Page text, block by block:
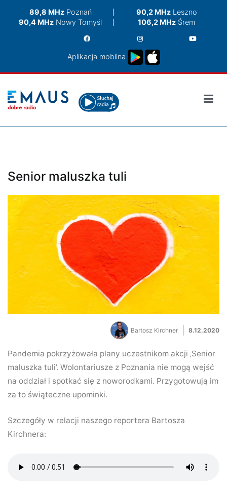
89,8 MHzPoznań 90,2 MHzLeszno
90,4 MHz Nowy Tomyśl 106,2 MHz Śrem
Aplikacja mobilna
Senior maluszka tuli
Bartosz Kirchner 8.12.2020
Pandemia pokrzyżowała plany uczestnikom akcji ‚Senior
maluszka tuli’. Wolontariusze z Poznania nie mogą wejść
na oddział i spotkać się z noworodkami. Przygotowują im
za to świąteczne upominki.
Szczegóły w relacji naszego reportera Bartosza
Kirchnera: